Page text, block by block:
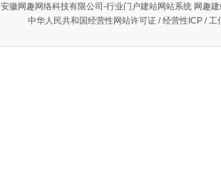
安徽网趣网络科技有限公司-行业门户建站网站系统 网趣
中华人民共和国经营性网站许可证 / 经营性ICP / 工